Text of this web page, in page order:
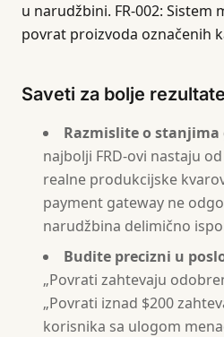
[From answers 3-6.
[From answer 7. Data
## 5. Interface
[From answer 8. System
## 6. Acceptance Criteria
[From answer 10. Map
## 7. Appendices
[Glossary of terms used in
u narudžbini. FR-002: Sistem
povrat proizvoda označenih
Saveti za bolje rezultate
Razmislite o stanjima
najbolji FRD-ovi nastaju
realne produkcijske
payment gateway ne
narudžbina delimično
Budite precizni u
„Povrati zahtevaju
„Povrati iznad $200
korisnika sa ulogom